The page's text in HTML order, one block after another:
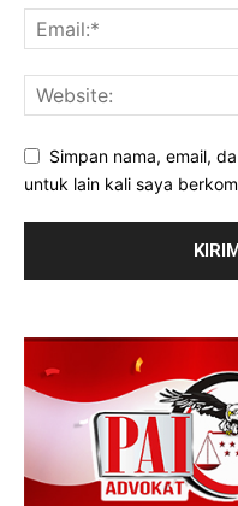
Simpan nama, email,
untuk lain kali saya